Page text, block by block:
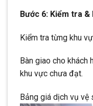
Bước 6: Kiểm tra &
Kiểm tra từng khu
Bàn giao cho khách
khu vực chưa đạt.
Bảng giá dịch vụ